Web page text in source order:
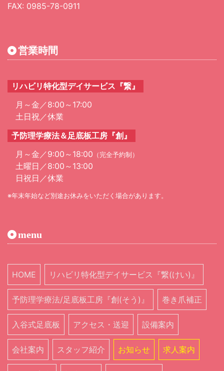
FAX: 0985-78-0911
営業時間
リハビリ特化型デイサービス『繋』
月～金／8:00～17:00
土日祝／休業
予防理学療法＆足底板工房『創』
月～金／9:00～18:00 （完全予約制）
土曜日／8:00～13:00
日祝日／休業
年末年始など別途お休みをいただく場合があります。
menu
HOME リハビリ特化型デイサービス『繋(けい)』
予防理学療法/足底板工房『創(そう)』 巻き爪補正
入谷式足底板 アクセス・送迎 設備案内
会社案内 スタッフ紹介 お知らせ 求人案内